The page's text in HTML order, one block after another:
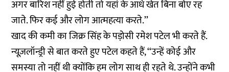
अगर बारिश नहीं हुई होती तो यहां के आधे खेत बिना बोए रह
जाते. फिर कई और लोग आत्महत्या करते.’’
खाद की कमी का जिक्र सिंह के पड़ोसी रमेश पटेल भी करते हैं.
न्यूज़लॉन्ड्री से बात करते हुए पटेल कहते हैं, ‘‘उन्हें कोई और
समस्या तो नहीं थी क्योंकि हम लोग साथ ही रहते थे. उन्होंने कभी